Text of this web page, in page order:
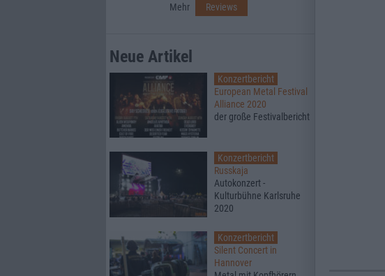
Mehr Reviews
Neue Artikel
Konzertbericht
European Metal Festival
Alliance 2020
der große Festivalbericht
Konzertbericht
Russkaja
Autokonzert -
Kulturbühne Karlsruhe
2020
Konzertbericht
Silent Concert in
Hannover